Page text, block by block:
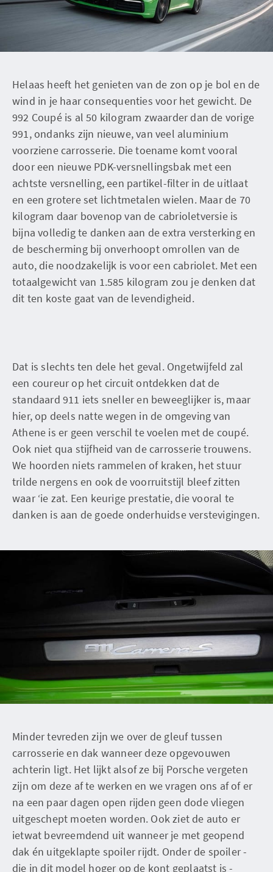
Helaas heeft het genieten van de zon op je bol en de
wind in je haar consequenties voor het gewicht. De
992 Coupé is al 50 kilogram zwaarder dan de vorige
991, ondanks zijn nieuwe, van veel aluminium
voorziene carrosserie. Die toename komt vooral
door een nieuwe PDK-versnellingsbak met een
achtste versnelling, een partikel-filter in de uitlaat
en een grotere set lichtmetalen wielen. Maar de 70
kilogram daar bovenop van de cabrioletversie is
bijna volledig te danken aan de extra versterking en
de bescherming bij onverhoopt omrollen van de
auto, die noodzakelijk is voor een cabriolet. Met een
totaalgewicht van 1.585 kilogram zou je denken dat
dit ten koste gaat van de levendigheid.
Dat is slechts ten dele het geval. Ongetwijfeld zal
een coureur op het circuit ontdekken dat de
standaard 911 iets sneller en beweeglijker is, maar
hier, op deels natte wegen in de omgeving van
Athene is er geen verschil te voelen met de coupé.
Ook niet qua stijfheid van de carrosserie trouwens.
We hoorden niets rammelen of kraken, het stuur
trilde nergens en ook de voorruitstijl bleef zitten
waar ‘ie zat. Een keurige prestatie, die vooral te
danken is aan de goede onderhuidse verstevigingen.
Minder tevreden zijn we over de gleuf tussen
carrosserie en dak wanneer deze opgevouwen
achterin ligt. Het lijkt alsof ze bij Porsche vergeten
zijn om deze af te werken en we vragen ons af of er
na een paar dagen open rijden geen dode vliegen
uitgeschept moeten worden. Ook ziet de auto er
ietwat bevreemdend uit wanneer je met geopend
dak én uitgeklapte spoiler rijdt. Onder de spoiler -
die in dit model hoger op de kont geplaatst is -